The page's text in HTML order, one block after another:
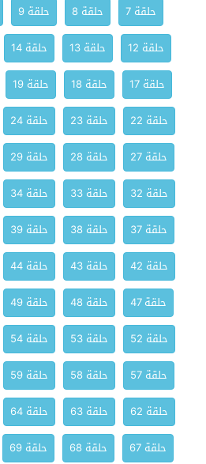
حلقة 7
حلقة 8 حلقة 9
حلقة 12
حلقة 13 حلقة 14
حلقة 17
حلقة 18 حلقة 19
حلقة 22
حلقة 23 حلقة 24
حلقة 27
حلقة 28 حلقة 29
حلقة 32
حلقة 33 حلقة 34
حلقة 37
حلقة 38 حلقة 39
حلقة 42
حلقة 43 حلقة 44
حلقة 47
حلقة 48 حلقة 49
حلقة 52
حلقة 53 حلقة 54
حلقة 57
حلقة 58 حلقة 59
حلقة 62
حلقة 63 حلقة 64
حلقة 67
حلقة 68 حلقة 69